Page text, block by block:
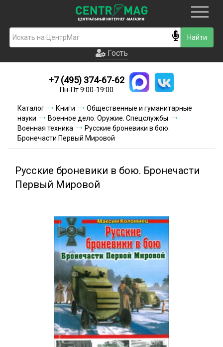
Гость
Новинки
Условия доставки
Условия оплаты
Акции и скидки
Гость
+7 (495) 374-67-62
Пн-Пт 9:00-19:00
Каталог Книги
Общественные и гуманитарные
науки
Военное дело. Оружие. Спецслужбы
Военная техника
Русские броневики в бою.
Бронечасти Первый Мировой
Русские броневики в бою. Бронечасти
Первый Мировой